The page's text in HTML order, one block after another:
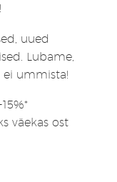
uued
Lubame,
ei ummista!
väekas ost